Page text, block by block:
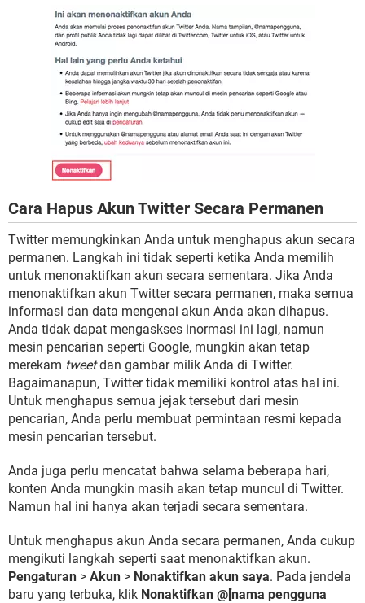
Cara Hapus Akun Twitter Secara Permanen
Twitter memungkinkan Anda untuk menghapus akun secara
permanen. Langkah ini tidak seperti ketika Anda memilih
untuk menonaktifkan akun secara sementara. Jika Anda
menonaktifkan akun Twitter secara permanen, maka semua
informasi dan data mengenai akun Anda akan dihapus.
Anda tidak dapat mengaskses inormasi ini lagi, namun
mesin pencarian seperti Google, mungkin akan tetap
merekam tweetdan gambar milik Anda di Twitter.
Bagaimanapun, Twitter tidak memiliki kontrol atas hal ini.
Untuk menghapus semua jejak tersebut dari mesin
pencarian, Anda perlu membuat permintaan resmi kepada
mesin pencarian tersebut.
Anda juga perlu mencatat bahwa selama beberapa hari,
konten Anda mungkin masih akan tetap muncul di Twitter.
Namun hal ini hanya akan terjadi secara sementara.
Untuk menghapus akun Anda secara permanen, Anda cukup
mengikuti langkah seperti saat menonaktifkan akun.
Pengaturan > Akun > Nonaktifkan akun saya. Pada jendela
baru yang terbuka, klik Nonaktifkan @[nama pengguna